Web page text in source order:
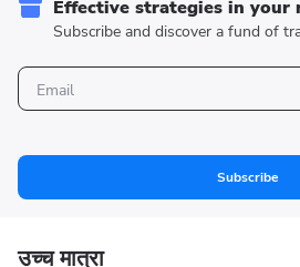
Effective strategies in your
Subscribe and discover a fund of
Subscribe
उच्च मात्रा